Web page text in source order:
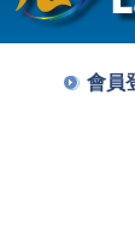
會員